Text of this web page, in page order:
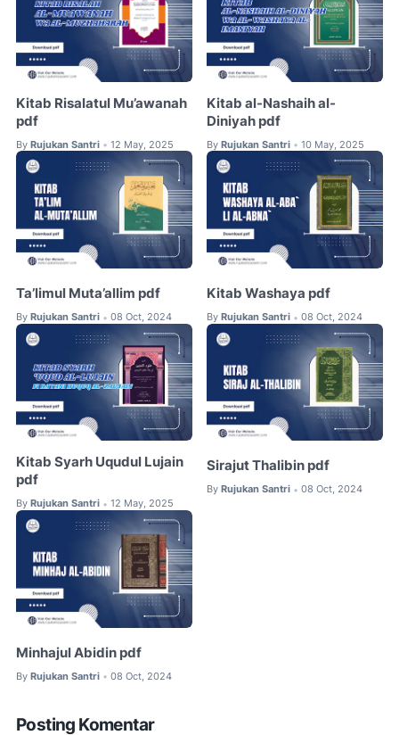
Kitab Risalatul Mu’awanah
pdf
By Rujukan Santri • 12 May, 2025
Kitab al-Nashaih al-
Diniyah pdf
By Rujukan Santri • 10 May, 2025
Ta’limul Muta’allim pdf
By Rujukan Santri • 08 Oct, 2024
Kitab Washaya pdf
By Rujukan Santri • 08 Oct, 2024
Kitab Syarh Uqudul Lujain
pdf
By Rujukan Santri • 12 May, 2025
Sirajut Thalibin pdf
By Rujukan Santri • 08 Oct, 2024
Minhajul Abidin pdf
By Rujukan Santri • 08 Oct, 2024
Posting Komentar